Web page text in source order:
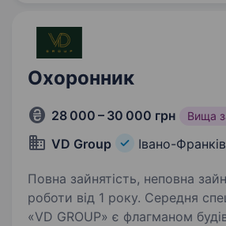
Охоронник
28 000 – 30 000 грн Вища
VD Group Івано-
Повна зайнятість, неповна
роботи від 1 року. Середня
«VD GROUP» є флагманом